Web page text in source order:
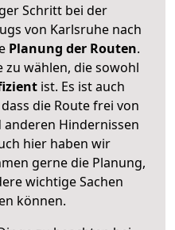
Schritt bei der
von Karlsruhe nach
Planung der Routen.
zu wählen, die sowohl
ist. Es ist auch
die Route frei von
Hindernissen
hier haben wir
gerne die Planung,
wichtige Sachen
können.